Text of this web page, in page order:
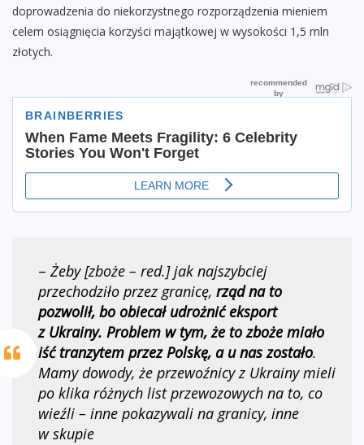
doprowadzenia do niekorzystnego rozporządzenia mieniem
celem osiągnięcia korzyści majątkowej w wysokości 1,5 mln
złotych.
– Żeby [zboże – red.] jak najszybciej
przechodziło przez granicę, rząd na to
pozwolił, bo obiecał udrożnić eksport
z Ukrainy. Problem w tym, że to zboże miało
iść tranzytem przez Polskę, a u nas zostało.
Mamy dowody, że przewoźnicy z Ukrainy mieli
po klika różnych list przewozowych na to, co
wieźli – inne pokazywali na granicy, inne
w skupie